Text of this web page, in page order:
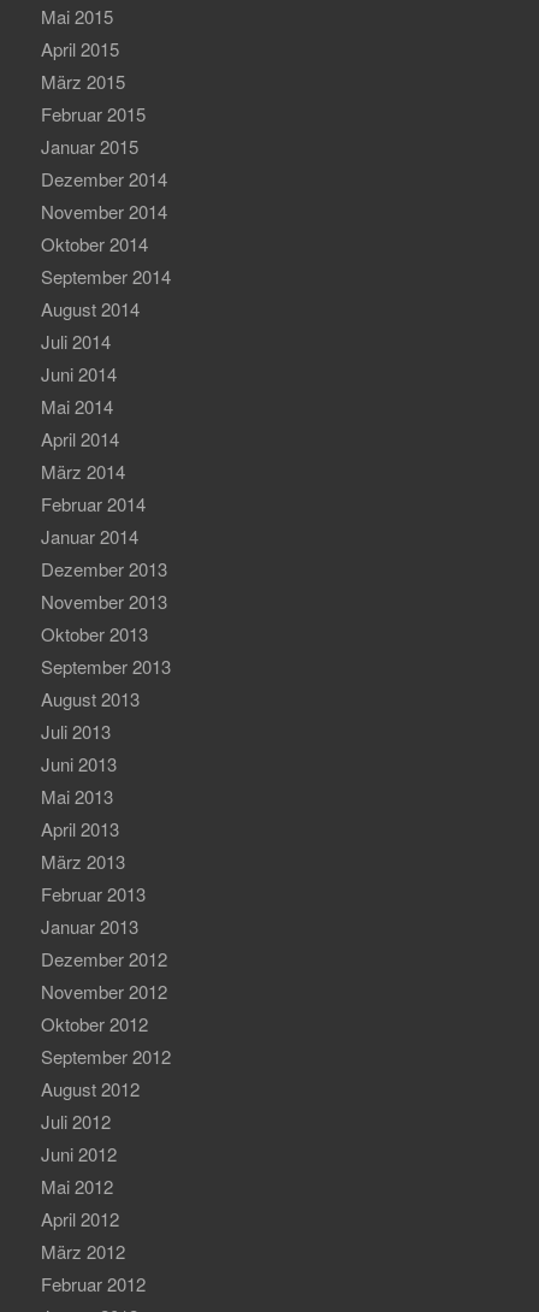
Mai 2015
April 2015
März 2015
Februar 2015
Januar 2015
Dezember 2014
November 2014
Oktober 2014
September 2014
August 2014
Juli 2014
Juni 2014
Mai 2014
April 2014
März 2014
Februar 2014
Januar 2014
Dezember 2013
November 2013
Oktober 2013
September 2013
August 2013
Juli 2013
Juni 2013
Mai 2013
April 2013
März 2013
Februar 2013
Januar 2013
Dezember 2012
November 2012
Oktober 2012
September 2012
August 2012
Juli 2012
Juni 2012
Mai 2012
April 2012
März 2012
Februar 2012